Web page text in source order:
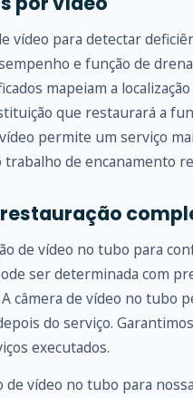
vídeo para detectar
e função de
mapeiam a
que restaurará a
permite um serviço
de encanamento
de vídeo no tubo para
ser determinada com
A câmera de vídeo no tubo
do serviço.
executados.
de vídeo no tubo para